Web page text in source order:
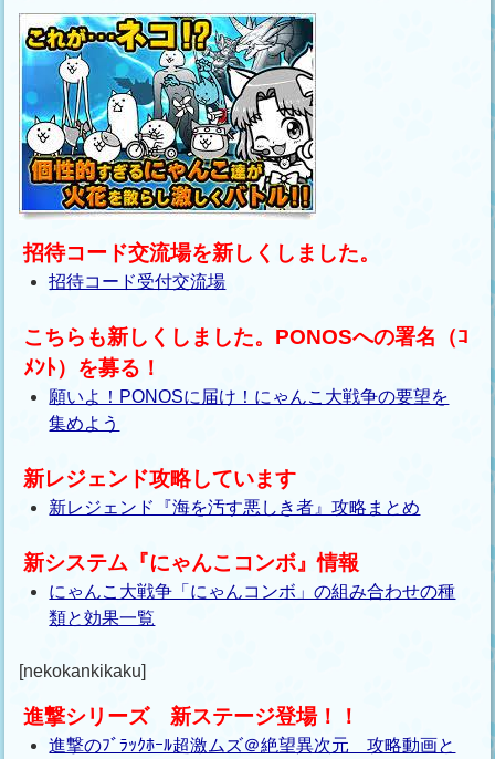
招待コード交流場を新しくしました。
招待コード受付交流場
こちらも新しくしました。PONOSへの署名（ｺ
ﾒﾝﾄ）を募る！
願いよ！PONOSに届け！にゃんこ大戦争の要望を
集めよう
新レジェンド攻略しています
新レジェンド『海を汚す悪しき者』攻略まとめ
新システム『にゃんこコンボ』情報
にゃんこ大戦争「にゃんコンボ」の組み合わせの種
類と効果一覧
[nekokankikaku]
進撃シリーズ 新ステージ登場！！
進撃のﾌﾞﾗｯｸﾎｰﾙ超激ムズ＠絶望異次元 攻略動画と